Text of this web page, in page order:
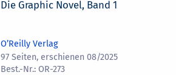
Die Graphic Novel, Band 1
O’Reilly Verlag
97 Seiten, erschienen 08/2025
OR-273